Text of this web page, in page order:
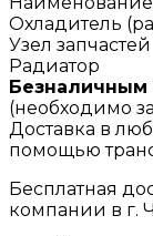
Охладитель
Узел запчастей
Радиатор
Безналичным
(необходимо
Доставка в
помощью
Бесплатная
компании в г.